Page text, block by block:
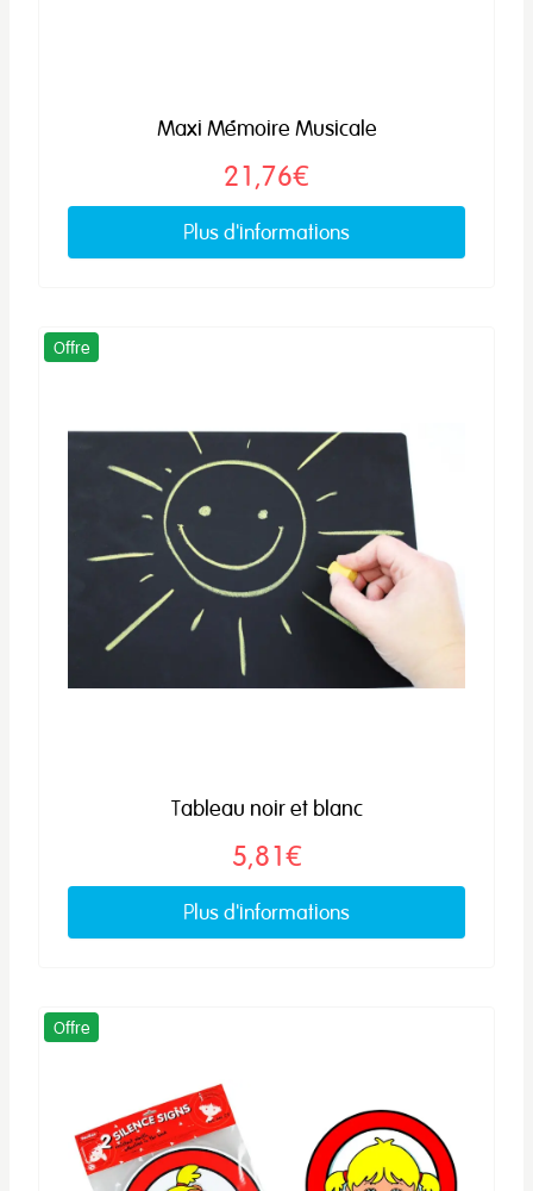
Maxi Mémoire Musicale
21,76€
Plus d'informations
Offre
Tableau noir et blanc
5,81€
Plus d'informations
Offre